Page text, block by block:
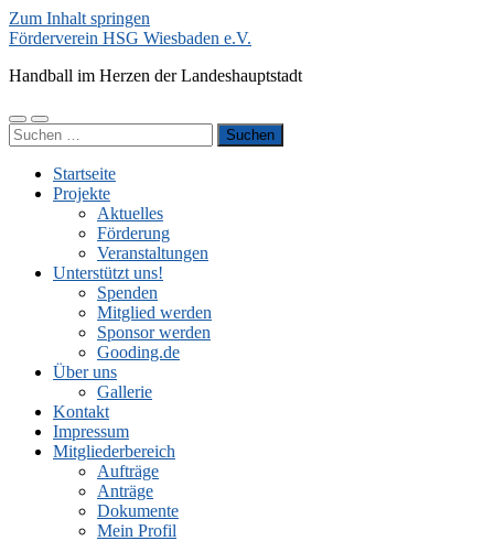
Zum Inhalt springen
Förderverein HSG Wiesbaden e.V.
Handball im Herzen der Landeshauptstadt
Mobile-
Menü
Suchfeld
ein-/ausblenden
Suchen
nach:
Startseite
Projekte
Aktuelles
Förderung
Veranstaltungen
Unterstützt uns!
Spenden
Mitglied werden
Sponsor werden
Gooding.de
Über uns
Gallerie
Kontakt
Impressum
Mitgliederbereich
Aufträge
Anträge
Dokumente
Mein Profil